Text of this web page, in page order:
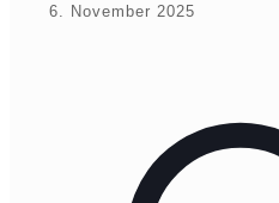
6. November 2025